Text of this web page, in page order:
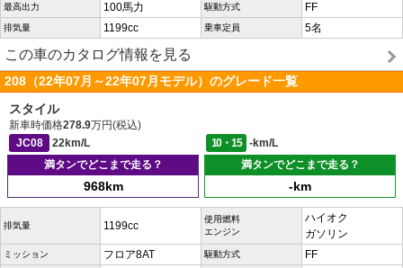
最高出力 100馬力 駆動方式 FF
排気量 1199cc 乗車定員 5名
この車のカタログ情報を見る
208（22年07月～22年07月モデル）のグレード一覧
スタイル
新車時価格278.9万円(税込)
JC08
22km/L 10・15
-km/L
満タンでどこまで走る？
968km
満タンでどこまで走る？
-km
排気量 1199cc
使用燃料
エンジン
ハイオク
ガソリン
ミッション フロア8AT 駆動方式 FF